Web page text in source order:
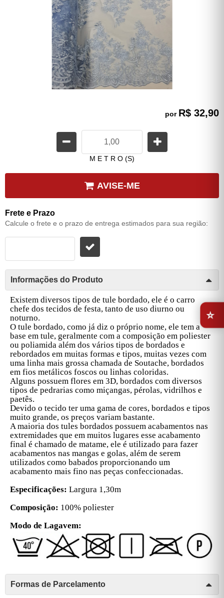
por R$ 32,90
M E T R O (S)
AVISE-ME
Frete e Prazo
Calcule o frete e o prazo de entrega estimados para sua região:
Informações do Produto
Existem diversos tipos de tule bordado, ele é o carro
chefe dos tecidos de festa, tanto de uso diurno ou
noturno.
O tule bordado, como já diz o próprio nome, ele tem a
base em tule, geralmente com a composição em poliester
ou poliamida além dos vários tipos de bordados e
rebordados em muitas formas e tipos, muitas vezes com
uma linha mais grossa chamada de Soutache, bordados
em fios metálicos foscos ou linhas coloridas.
Alguns possuem flores em 3D, bordados com diversos
tipos de pedrarias como miçangas, pérolas, vidrilhos e
paetês.
Devido o tecido ter uma gama de cores, bordados e tipos
muito grande, os preços variam bastante.
A maioria dos tules bordados possuem acabamentos nas
extremidades que em muitos lugares esse acabamento
final é chamado de matame, ele é utilizado para fazer
acabamentos nas mangas e golas, além de serem
utilizados como babados proporcionando um
acabamento mais fino nas peças confeccionadas.
Especificações: Largura 1,30m
Composição: 100% poliester
Modo de Lagavem:
Formas de Parcelamento
⭐